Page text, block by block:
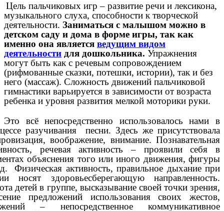
Цель пальчиковых игр – развитие речи и лексикона,
музыкального слуха, способности к творческой
деятельности. Заниматься с малышом можно в
детском саду и дома в форме игры, так как
именно она является ведущим видом
деятельности для дошкольника. Упражнения
могут быть как с речевым сопровождением
(рифмованные сказки, потешки, истории), так и без
него (массаж). Сложность движений пальчиковой
гимнастики варьируется в зависимости от возраста
ребенка и уровня развития мелкой моторики руки.
Это всё непосредственно использовалось нами в
разучивания песни. Здесь же присутствовала
воображение, внимание. Познавательная
речевая активность – проявили себя в
объяснения того или иного движения, фигуры
Физическая активность, правильное дыхание при
носят здоровьесберегающую направленность.
детей в группе, высказывание своей точки зрения,
предложений использования своих жестов,
– непосредственное коммуникативное